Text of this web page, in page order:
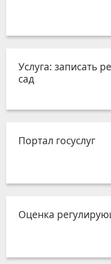
Услуга: записать
сад
Портал госуслуг
Оценка